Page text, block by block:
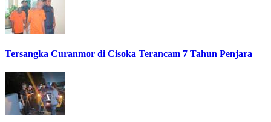
Tersangka Curanmor di Cisoka Terancam 7 Tahun Penjara